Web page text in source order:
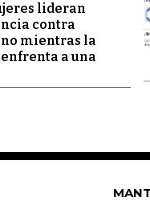
lideran
contra
mientras la
enfrenta a una